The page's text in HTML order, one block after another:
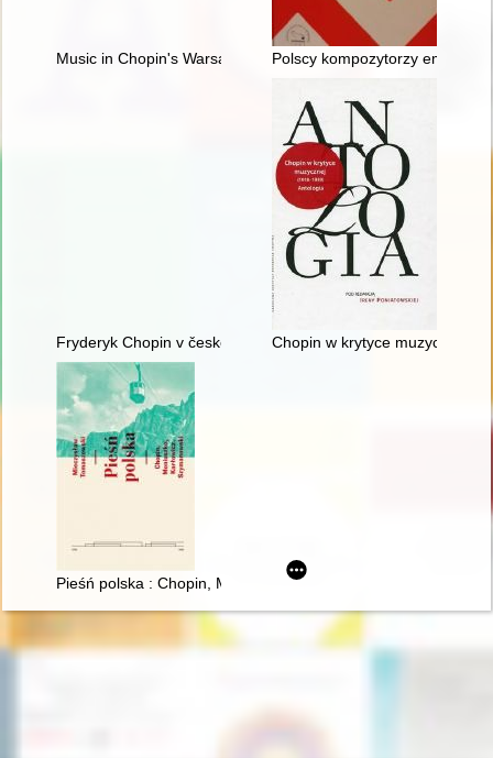
Music in Chopin's Warsaw Polscy kompozytorzy
Fryderyk Chopin v české literatuóeChopin w krytyce muzycznej
Pieśń polska : Chopin, Moniuszko, Karłowicz, Szymanowski :